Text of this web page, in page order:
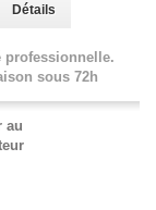
Détails
professionnelle.
sous 72h
au